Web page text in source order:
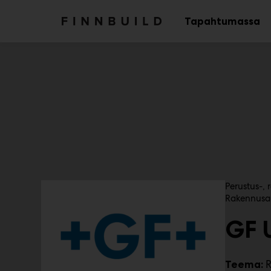
Main
Tapahtumassa
T
u
e
y
Perustus-,
GF
Teema: